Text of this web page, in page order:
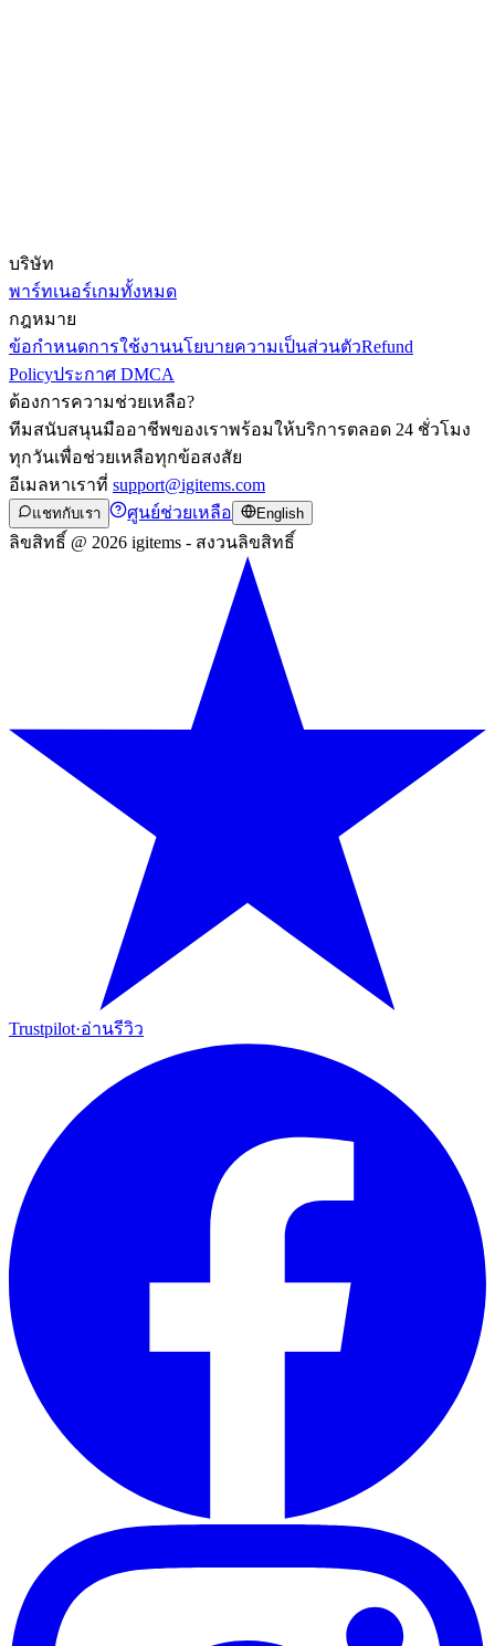
บริษัท
พาร์ทเนอร์เกมทั้งหมด
กฎหมาย
ข้อกำหนดการใช้งานนโยบายความเป็นส่วนตัวRefund
Policyประกาศ DMCA
ต้องการความช่วยเหลือ?
ทีมสนับสนุนมืออาชีพของเราพร้อมให้บริการตลอด 24 ชั่วโมง
ทุกวันเพื่อช่วยเหลือทุกข้อสงสัย
อีเมลหาเราที่ support@igitems.com
แชทกับเรา ศูนย์ช่วยเหลือ English
ลิขสิทธิ์ @ 2026 igitems - สงวนลิขสิทธิ์
Trustpilot·อ่านรีวิว